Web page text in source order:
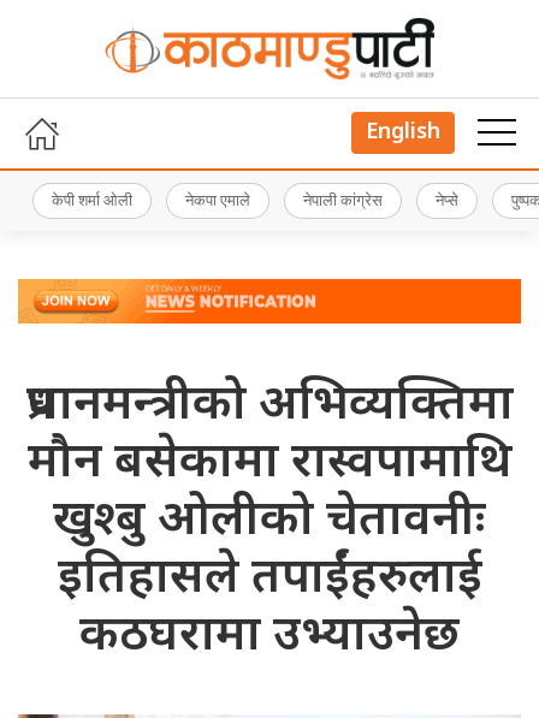
English
केपी शर्मा ओली नेकपा एमाले नेपाली कांग्रेस नेप्से
प्रधानमन्त्रीको अभिव्यक्तिमा
मौन बसेकामा रास्वपामाथि
खुश्बु ओलीको चेतावनीः
इतिहासले तपाईंहरुलाई
कठघरामा उभ्याउनेछ